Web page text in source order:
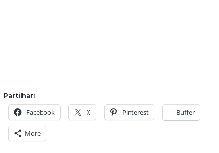
Partilhar:
Facebook X Pinterest Buffer
More